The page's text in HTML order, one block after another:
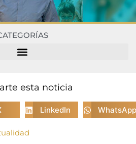
esta noticia
LinkedIn WhatsApp